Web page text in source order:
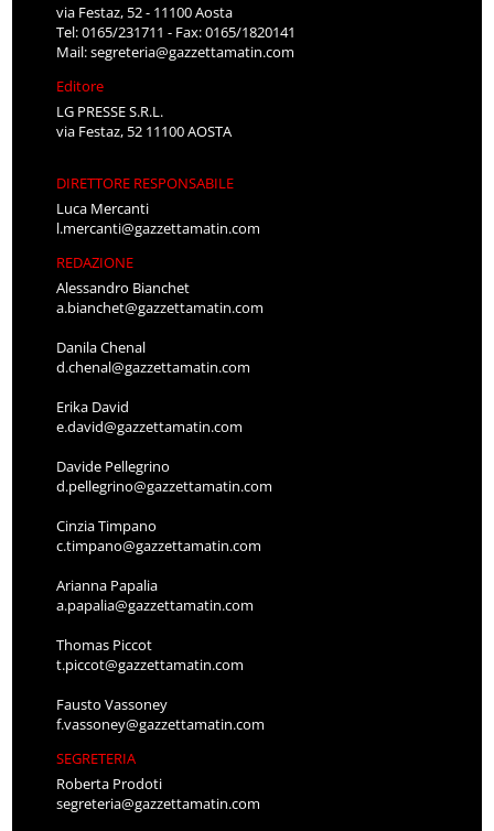
via Festaz, 52 - 11100 Aosta
Tel: 0165/231711 - Fax: 0165/1820141
Mail:segreteria@gazzettamatin.com
Editore
LG PRESSE S.R.L.
via Festaz, 52 11100 AOSTA
DIRETTORE RESPONSABILE
Luca Mercanti
l.mercanti@gazzettamatin.com
REDAZIONE
Alessandro Bianchet
a.bianchet@gazzettamatin.com
Danila Chenal
d.chenal@gazzettamatin.com
Erika David
e.david@gazzettamatin.com
Davide Pellegrino
d.pellegrino@gazzettamatin.com
Cinzia Timpano
c.timpano@gazzettamatin.com
Arianna Papalia
a.papalia@gazzettamatin.com
Thomas Piccot
t.piccot@gazzettamatin.com
Fausto Vassoney
f.vassoney@gazzettamatin.com
SEGRETERIA
Roberta Prodoti
segreteria@gazzettamatin.com